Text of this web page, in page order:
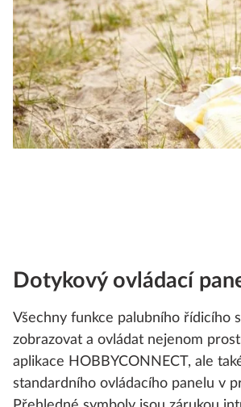
Dotykový ovládací
Všechny funkce palubního řídicího
zobrazovat a ovládat nejenom
aplikace HOBBYCONNECT, ale
standardního ovládacího panelu v